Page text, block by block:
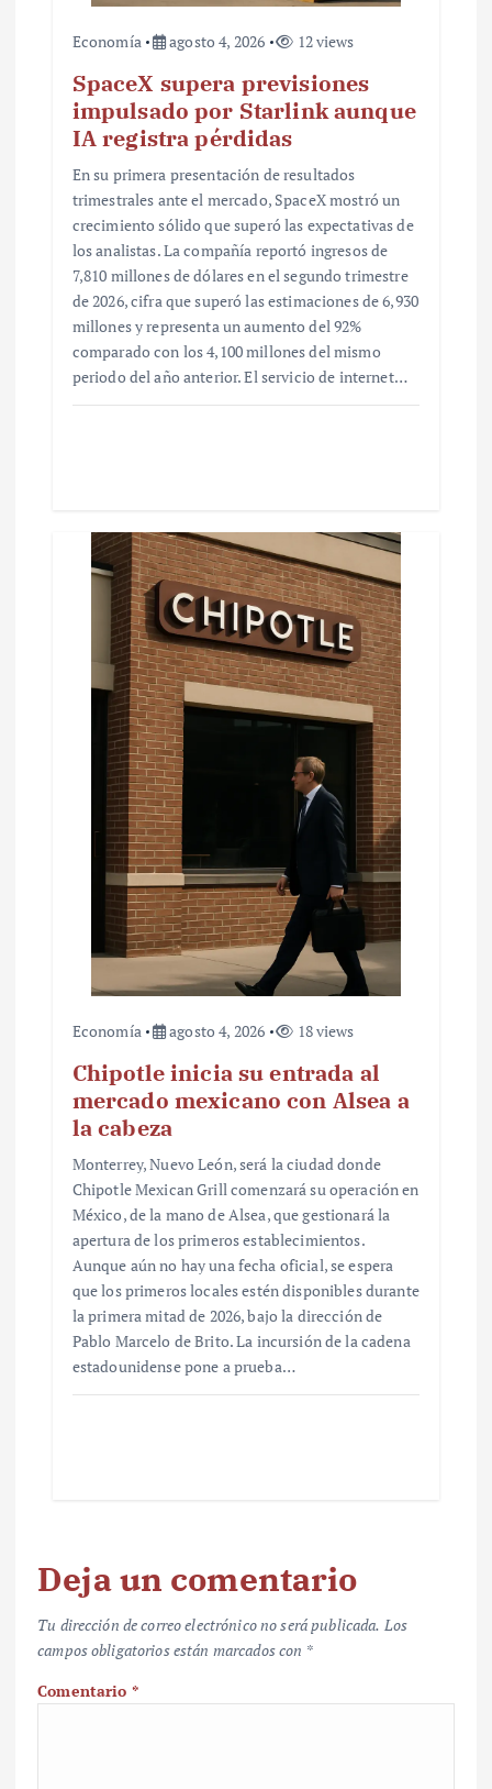
Economía agosto 4, 2026 12 views
SpaceX supera previsiones
impulsado por Starlink aunque
IA registra pérdidas
En su primera presentación de resultados
trimestrales ante el mercado, SpaceX mostró un
crecimiento sólido que superó las expectativas de
los analistas. La compañía reportó ingresos de
7,810 millones de dólares en el segundo trimestre
de 2026, cifra que superó las estimaciones de 6,930
millones y representa un aumento del 92%
comparado con los 4,100 millones del mismo
periodo del año anterior. El servicio de internet…
Economía agosto 4, 2026 18 views
Chipotle inicia su entrada al
mercado mexicano con Alsea a
la cabeza
Monterrey, Nuevo León, será la ciudad donde
Chipotle Mexican Grill comenzará su operación en
México, de la mano de Alsea, que gestionará la
apertura de los primeros establecimientos.
Aunque aún no hay una fecha oficial, se espera
que los primeros locales estén disponibles durante
la primera mitad de 2026, bajo la dirección de
Pablo Marcelo de Brito. La incursión de la cadena
estadounidense pone a prueba…
Deja un comentario
Tu dirección de correo electrónico no será publicada. Los
campos obligatorios están marcados con *
Comentario *